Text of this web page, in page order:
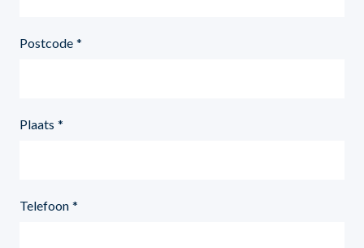
Postcode
Plaats
Telefoon